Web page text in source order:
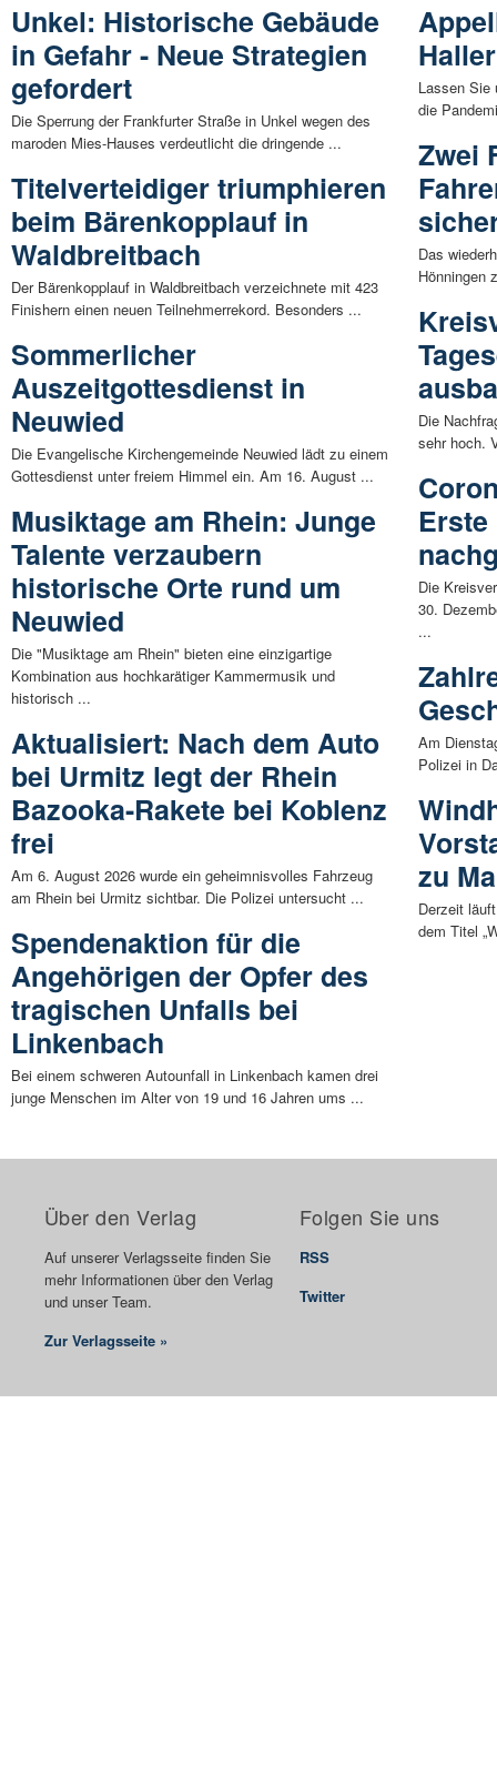
Unkel: Historische Gebäude
in Gefahr - Neue Strategien
gefordert
Die Sperrung der Frankfurter Straße in Unkel wegen des
maroden Mies-Hauses verdeutlicht die dringende ...
Titelverteidiger triumphieren
beim Bärenkopplauf in
Waldbreitbach
Der Bärenkopplauf in Waldbreitbach verzeichnete mit 423
Finishern einen neuen Teilnehmerrekord. Besonders ...
Sommerlicher
Auszeitgottesdienst in
Neuwied
Die Evangelische Kirchengemeinde Neuwied lädt zu einem
Gottesdienst unter freiem Himmel ein. Am 16. August ...
Musiktage am Rhein: Junge
Talente verzaubern
historische Orte rund um
Neuwied
Die "Musiktage am Rhein" bieten eine einzigartige
Kombination aus hochkarätiger Kammermusik und
historisch ...
Aktualisiert: Nach dem Auto
bei Urmitz legt der Rhein
Bazooka-Rakete bei Koblenz
frei
Am 6. August 2026 wurde ein geheimnisvolles Fahrzeug
am Rhein bei Urmitz sichtbar. Die Polizei untersucht ...
Spendenaktion für die
Angehörigen der Opfer des
tragischen Unfalls bei
Linkenbach
Bei einem schweren Autounfall in Linkenbach kamen drei
junge Menschen im Alter von 19 und 16 Jahren ums ...
Lassen Sie
die
Zwei
Das
Hönningen
Die
sehr hoch.
Die
30.
...
Am
Polizei in
zu
Derzeit
dem Titel
Über den Verlag
Auf unserer Verlagsseite finden Sie
mehr Informationen über den Verlag
und unser Team.
Zur Verlagsseite »
Folgen Sie uns
RSS
Twitter